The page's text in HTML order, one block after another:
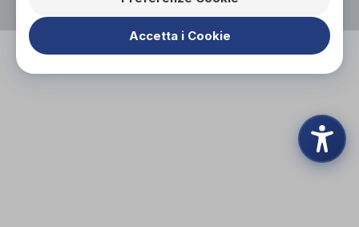
WHATSAPP
Accetta i Cookie